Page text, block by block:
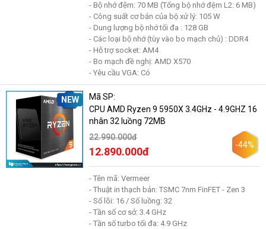
- Bộ nhớ đệm: 70 MB (Tổng bộ nhớ đệm L2: 6 MB)
- Công suất cơ bản của bộ xử lý: 105 W
- Dung lượng bộ nhớ tối đa : 128 GB
- Các loại bộ nhớ (tùy vào bo mạch chủ) : DDR4
- Hỗ trợ socket: AM4
- Bo mạch đề nghị: AMD X570
- Yêu cầu VGA: Có
NEW
Mã SP:
CPU AMD Ryzen 9 5950X 3.4GHz - 4.9GHZ 16
nhân 32 luồng 72MB
22.990.000đ
12.890.000đ
-44%
- Tên mã: Vermeer
- Thuật in thạch bản: TSMC 7nm FinFET - Zen 3
- Số lõi: 16 / Số luồng: 32
- Tần số cơ sở: 3.4 GHz
- Tần số turbo tối đa: 4.9 GHz